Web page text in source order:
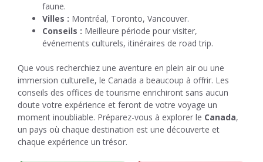
faune.
Villes : Montréal, Toronto, Vancouver.
Conseils : Meilleure période pour visiter,
événements culturels, itinéraires de road trip.
Que vous recherchiez une aventure en plein air ou une
immersion culturelle, le Canada a beaucoup à offrir. Les
conseils des offices de tourisme enrichiront sans aucun
doute votre expérience et feront de votre voyage un
moment inoubliable. Préparez-vous à explorer le Canada,
un pays où chaque destination est une découverte et
chaque expérience un trésor.